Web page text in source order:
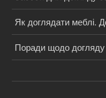
Як доглядати меблі.
Поради щодо